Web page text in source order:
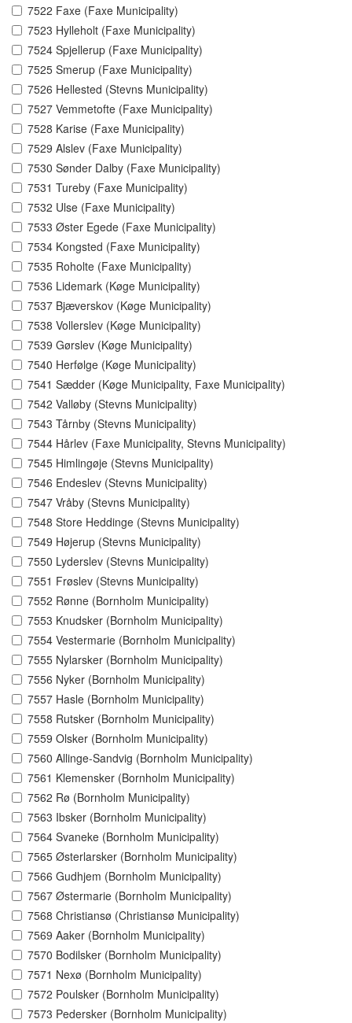
7522 Faxe (Faxe Municipality)
7523 Hylleholt (Faxe Municipality)
7524 Spjellerup (Faxe Municipality)
7525 Smerup (Faxe Municipality)
7526 Hellested (Stevns Municipality)
7527 Vemmetofte (Faxe Municipality)
7528 Karise (Faxe Municipality)
7529 Alslev (Faxe Municipality)
7530 Sønder Dalby (Faxe Municipality)
7531 Tureby (Faxe Municipality)
7532 Ulse (Faxe Municipality)
7533 Øster Egede (Faxe Municipality)
7534 Kongsted (Faxe Municipality)
7535 Roholte (Faxe Municipality)
7536 Lidemark (Køge Municipality)
7537 Bjæverskov (Køge Municipality)
7538 Vollerslev (Køge Municipality)
7539 Gørslev (Køge Municipality)
7540 Herfølge (Køge Municipality)
7541 Sædder (Køge Municipality, Faxe Municipality)
7542 Valløby (Stevns Municipality)
7543 Tårnby (Stevns Municipality)
7544 Hårlev (Faxe Municipality, Stevns Municipality)
7545 Himlingøje (Stevns Municipality)
7546 Endeslev (Stevns Municipality)
7547 Vråby (Stevns Municipality)
7548 Store Heddinge (Stevns Municipality)
7549 Højerup (Stevns Municipality)
7550 Lyderslev (Stevns Municipality)
7551 Frøslev (Stevns Municipality)
7552 Rønne (Bornholm Municipality)
7553 Knudsker (Bornholm Municipality)
7554 Vestermarie (Bornholm Municipality)
7555 Nylarsker (Bornholm Municipality)
7556 Nyker (Bornholm Municipality)
7557 Hasle (Bornholm Municipality)
7558 Rutsker (Bornholm Municipality)
7559 Olsker (Bornholm Municipality)
7560 Allinge-Sandvig (Bornholm Municipality)
7561 Klemensker (Bornholm Municipality)
7562 Rø (Bornholm Municipality)
7563 Ibsker (Bornholm Municipality)
7564 Svaneke (Bornholm Municipality)
7565 Østerlarsker (Bornholm Municipality)
7566 Gudhjem (Bornholm Municipality)
7567 Østermarie (Bornholm Municipality)
7568 Christiansø (Christiansø Municipality)
7569 Aaker (Bornholm Municipality)
7570 Bodilsker (Bornholm Municipality)
7571 Nexø (Bornholm Municipality)
7572 Poulsker (Bornholm Municipality)
7573 Pedersker (Bornholm Municipality)